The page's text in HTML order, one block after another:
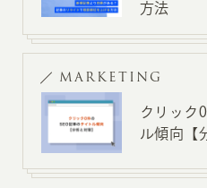
方法
MARKETING
クリック
ル傾向【